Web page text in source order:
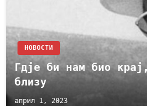
НОВОСТИ
Гдје би нам био
близу
април 1, 2023